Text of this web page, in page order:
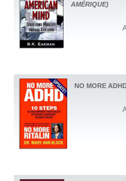
AMÉRIQUE)
NO MORE